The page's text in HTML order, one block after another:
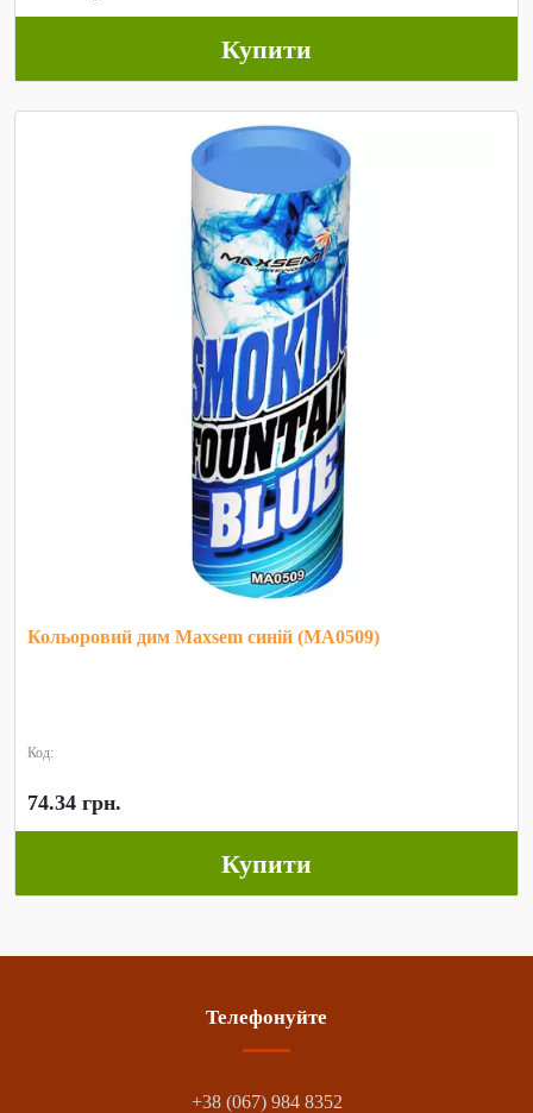
Купити
Кольоровий дим Maxsem синій (MA0509)
Код:
74.34 грн.
Купити
Телефонуйте
+38 (067) 984 8352